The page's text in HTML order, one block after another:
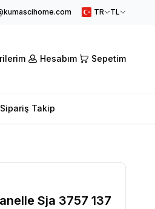
TR TL
Hesabım Sepetim
Sipariş Takip
Sja 3757 137